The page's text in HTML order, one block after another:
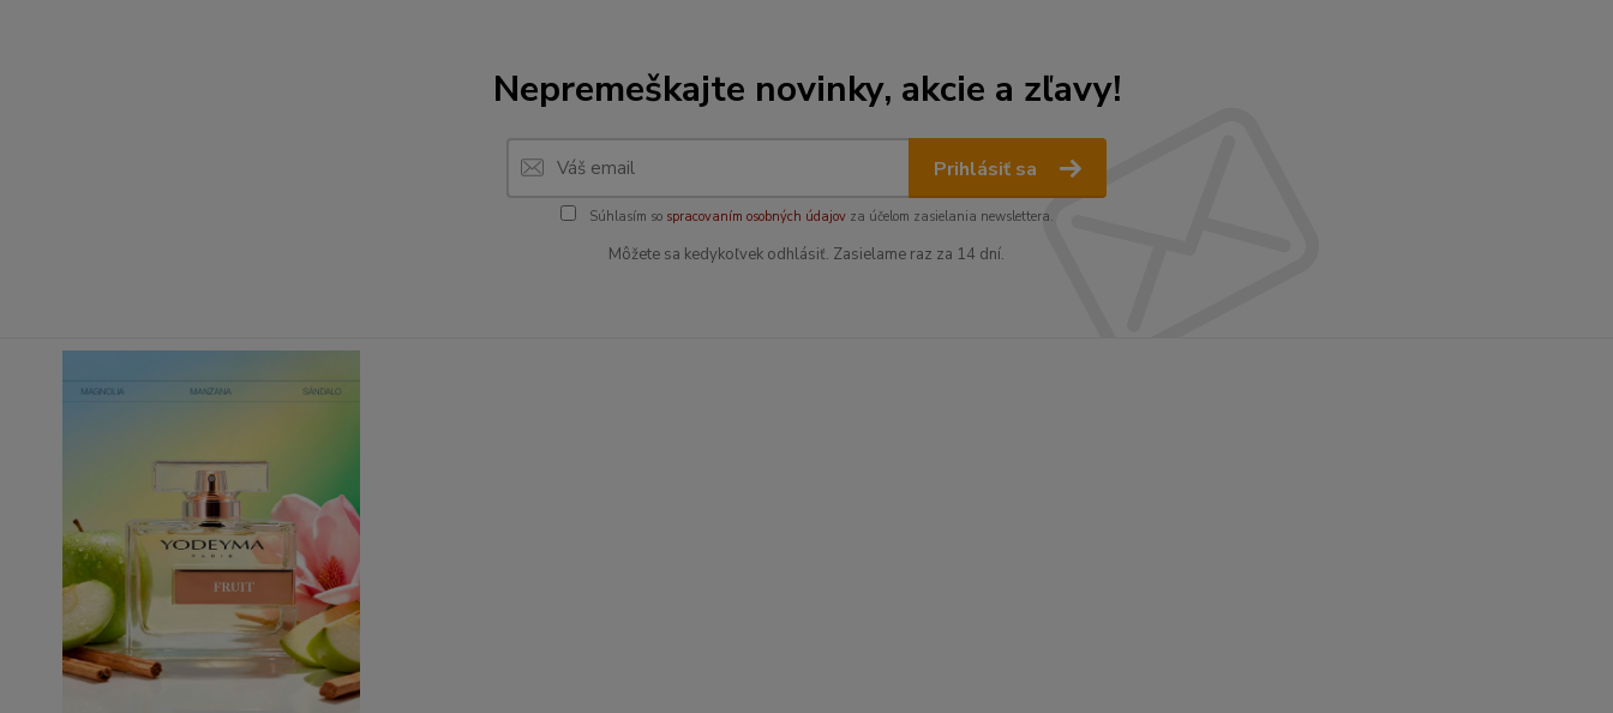
Nepremeškajte novinky, akcie a zľavy!
Prihlásiť sa
Súhlasím so spracovaním osobných údajovza účelom zasielania newslettera.
Môžete sa kedykoľvek odhlásiť. Zasielame raz za 14 dní.